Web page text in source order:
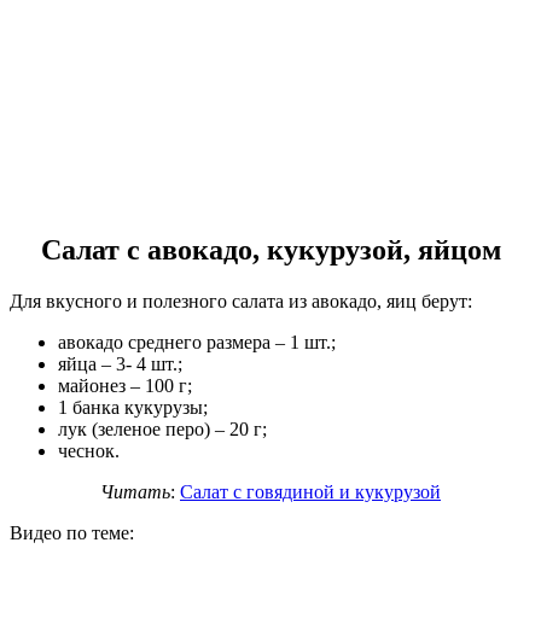
Салат с авокадо, кукурузой, яйцом
Для вкусного и полезного салата из авокадо, яиц берут:
авокадо среднего размера – 1 шт.;
яйца – 3- 4 шт.;
майонез – 100 г;
1 банка кукурузы;
лук (зеленое перо) – 20 г;
чеснок.
Читать: Салат с говядиной и кукурузой
Видео по теме: